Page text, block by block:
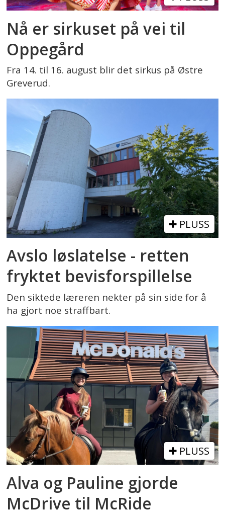
Nå er sirkuset på vei til
Oppegård
Fra 14. til 16. august blir det sirkus på Østre
Greverud.
PLUSS
Avslo løslatelse - retten
fryktet bevisforspillelse
Den siktede læreren nekter på sin side for å
ha gjort noe straffbart.
PLUSS
Alva og Pauline gjorde
McDrive til McRide